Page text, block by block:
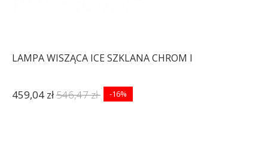
LAMPA WISZĄCA ICE SZKLANA CHROM I
459,04 zł546,47 zł -16%